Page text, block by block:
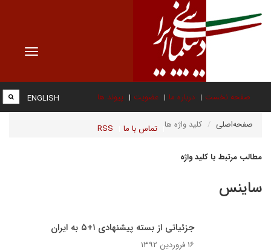
Toggle
صفحه نخست درباره ما عضویت پیوند ها
تماس با ما RSS
ENGLISH
صفحه‌اصلی کلید واژه ها
مطالب مرتبط با کلید واژه
ساینس
جزئیاتی از بسته پیشنهادی ۱+۵ به ایران
۱۶ فروردین ۱۳۹۲